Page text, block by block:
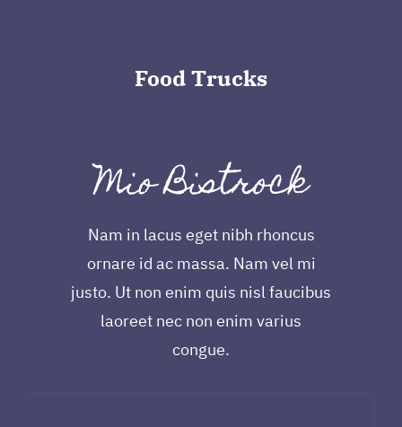
FoodTrucks
Mio Bistrock
Nam in lacus eget nibh rhoncus
ornare id ac massa. Nam vel mi
justo. Ut non enim quis nisl faucibus
laoreet nec non enim varius
congue.